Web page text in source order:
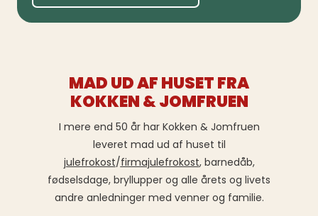
MAD UD AF HUSET FRA
KOKKEN & JOMFRUEN
I mere end 50 år har Kokken & Jomfruen
leveret mad ud af huset til
julefrokost/firmajulefrokost, barnedåb,
fødselsdage, bryllupper og alle årets og livets
andre anledninger med venner og familie.